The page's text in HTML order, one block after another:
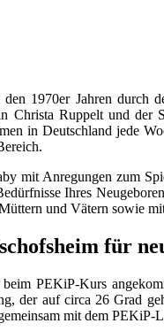
1970er Jahren durch
Christa Ruppelt und der
in Deutschland jede
mit Anregungen zum
Ihres
und Vätern sowie
für
PEKiP-Kurs
der auf circa 26 Grad
mit dem